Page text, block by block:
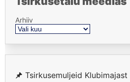
Arhiiv
Tsirkusemuljeid Klubimajast